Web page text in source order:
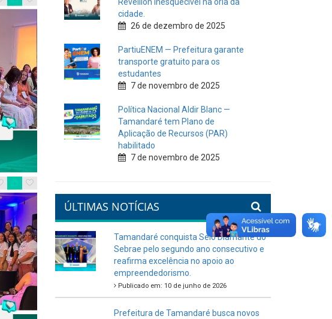
em movimento
9 de fevereiro de 2026
fortalece apoio aos catadores de
materiais recicláveis
9 de fevereiro de 2026
reforça diálogo e compromisso
com a valorização da educação
7 de fevereiro de 2026
Tamandaré se prepara para um
PartiuENEM — Prefeitura garante
transporte gratuito para os
estudantes
7 de novembro de 2025
Política Nacional Aldir Blanc —